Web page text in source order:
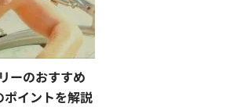
ーのおすすめ
イントを解説